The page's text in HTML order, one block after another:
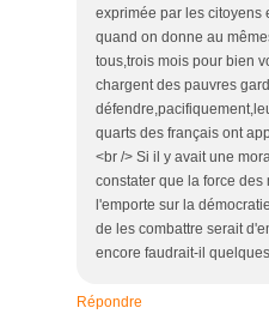
exprimée par les citoyens
quand on donne au
tous,trois mois pour bien
chargent des pauvres
quarts des français ont
<br /> Si il y avait une
constater que la force
l'emporte sur la
de les combattre serait
encore faudrait-il
Répondre